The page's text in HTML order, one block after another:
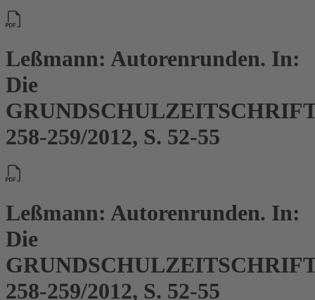
Leßmann: Autorenrunden. In:
Die
258-259/2012, S. 52-55
Leßmann: Autorenrunden. In:
Die
258-259/2012, S. 52-55